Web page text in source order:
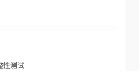
性测试